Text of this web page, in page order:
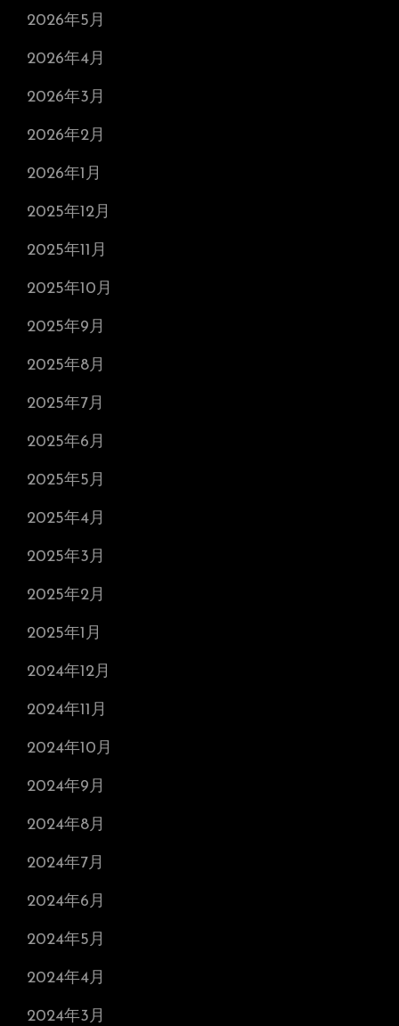
2026年5月
2026年4月
2026年3月
2026年2月
2026年1月
2025年12月
2025年11月
2025年10月
2025年9月
2025年8月
2025年7月
2025年6月
2025年5月
2025年4月
2025年3月
2025年2月
2025年1月
2024年12月
2024年11月
2024年10月
2024年9月
2024年8月
2024年7月
2024年6月
2024年5月
2024年4月
2024年3月